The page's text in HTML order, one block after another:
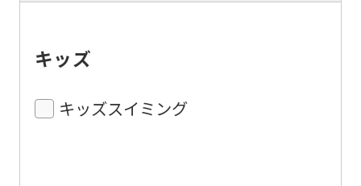
キッズ
キッズスイミング